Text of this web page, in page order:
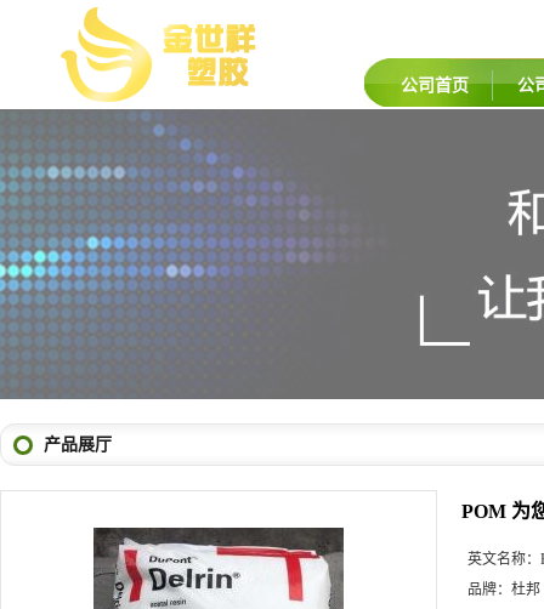
公司首页 公
产品展厅
POM 为
英文名称：
品牌： 杜邦